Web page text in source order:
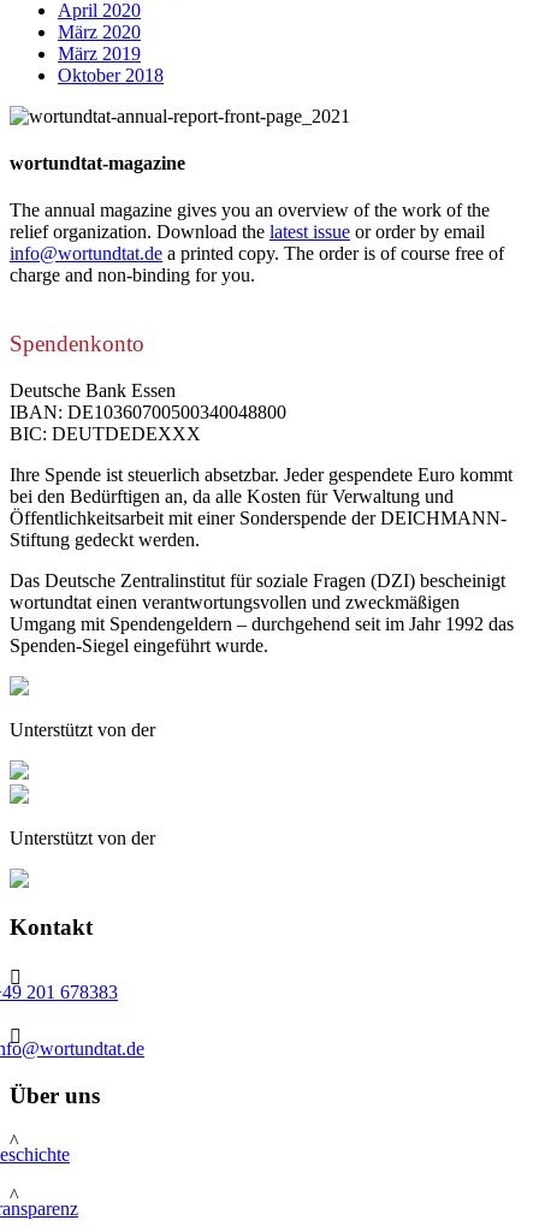
April 2020
März 2020
März 2019
Oktober 2018
wortundtat-magazine
The annual magazine gives you an overview of the work of the
relief organization. Download the latest issue or order by email
info@wortundtat.de a printed copy. The order is of course free of
charge and non-binding for you.
Spendenkonto
Deutsche Bank Essen
IBAN: DE10360700500340048800
BIC: DEUTDEDEXXX
Ihre Spende ist steuerlich absetzbar. Jeder gespendete Euro kommt
bei den Bedürftigen an, da alle Kosten für Verwaltung und
Öffentlichkeitsarbeit mit einer Sonderspende der DEICHMANN-
Stiftung gedeckt werden.
Das Deutsche Zentralinstitut für soziale Fragen (DZI) bescheinigt
wortundtat einen verantwortungsvollen und zweckmäßigen
Umgang mit Spendengeldern – durchgehend seit im Jahr 1992 das
Spenden-Siegel eingeführt wurde.
Unterstützt von der
Unterstützt von der
Kontakt

201 678383

Über uns
^
^